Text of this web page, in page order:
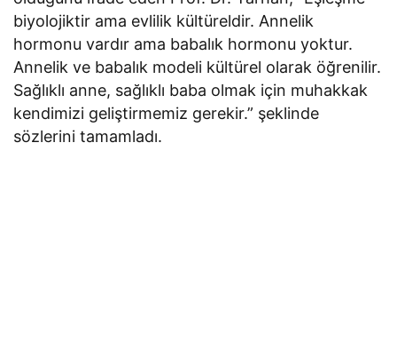
biyolojiktir ama evlilik kültüreldir. Annelik
hormonu vardır ama babalık hormonu yoktur.
Annelik ve babalık modeli kültürel olarak öğrenilir.
Sağlıklı anne, sağlıklı baba olmak için muhakkak
kendimizi geliştirmemiz gerekir.” şeklinde
sözlerini tamamladı.